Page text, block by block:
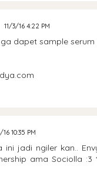
11/3/16 4:22 PM
dapet sample serum
10:35 PM
ini jadi ngiler kan..
ama Sociolla :3